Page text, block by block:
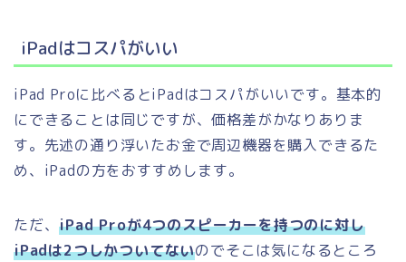
iPadはコスパがいい
iPad Proに比べるとiPadはコスパがいいです。基本的
にできることは同じですが、価格差がかなりありま
す。先述の通り浮いたお金で周辺機器を購入できるた
め、iPadの方をおすすめします。
ただ、iPad Proが4つのスピーカーを持つのに対し
iPadは2つしかついてないのでそこは気になるところ